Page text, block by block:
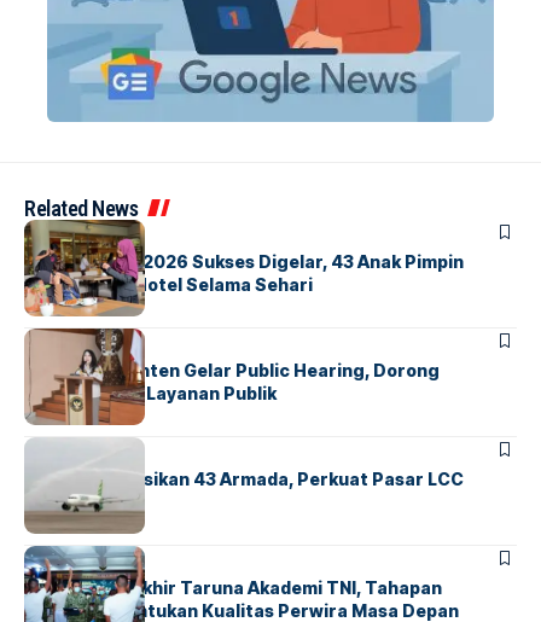
Related News
BERITAINDEX
GM For A Day 2026 Sukses Digelar, 43 Anak Pimpin
Operasional Hotel Selama Sehari
BANDARABERITA
Karantina Banten Gelar Public Hearing, Dorong
Transparansi Layanan Publik
BANDARA
Citilink Operasikan 43 Armada, Perkuat Pasar LCC
Nasional
BERITA
Sidang Pantukhir Taruna Akademi TNI, Tahapan
Strategis Tentukan Kualitas Perwira Masa Depan